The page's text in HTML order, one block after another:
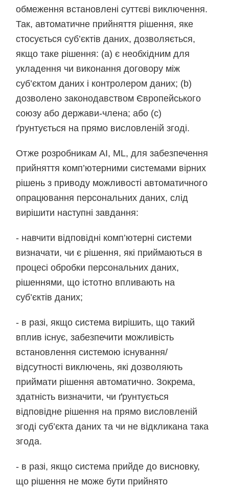
обмеження встановлені суттєві виключення.
Так, автоматичне прийняття рішення, яке
стосується суб’єктів даних, дозволяється,
якщо таке рішення: (a) є необхідним для
укладення чи виконання договору між
суб’єктом даних і контролером даних; (b)
дозволено законодавством Європейського
союзу або держави-члена; або (c)
ґрунтується на прямо висловленій згоді.
Отже розробникам АІ, МL, для забезпечення
прийняття комп’ютерними системами вірних
рішень з приводу можливості автоматичного
опрацювання персональних даних, слід
вирішити наступні завдання:
- навчити відповідні комп’ютерні системи
визначати, чи є рішення, які приймаються в
процесі обробки персональних даних,
рішеннями, що істотно впливають на
суб’єктів даних;
- в разі, якщо система вирішить, що такий
вплив існує, забезпечити можливість
встановлення системою існування/
відсутності виключень, які дозволяють
приймати рішення автоматично. Зокрема,
здатність визначити, чи ґрунтується
відповідне рішення на прямо висловленій
згоді суб’єкта даних та чи не відкликана така
згода.
- в разі, якщо система прийде до висновку,
що рішення не може бути прийнято